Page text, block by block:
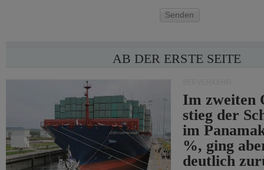
Senden
AB DER ERSTE SEITE
Im zweiten
stieg der
im
%, ging
deutlich